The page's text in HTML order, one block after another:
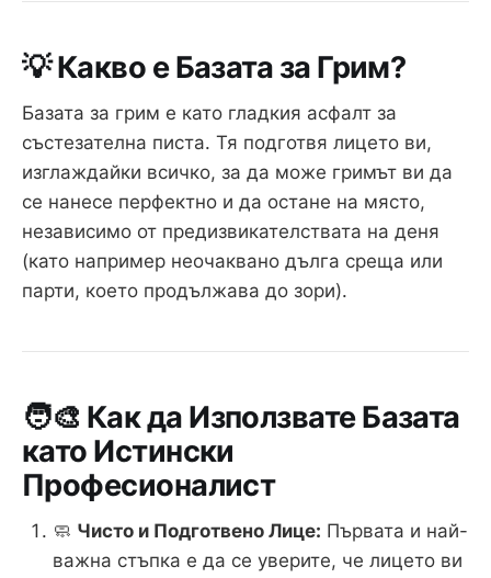
💡 Какво е Базата за Грим?
Базата за грим е като гладкия асфалт за
състезателна писта. Тя подготвя лицето ви,
изглаждайки всичко, за да може гримът ви да
се нанесе перфектно и да остане на място,
независимо от предизвикателствата на деня
(като например неочаквано дълга среща или
парти, което продължава до зори).
🧑‍🎨 Как да Използвате Базата
като Истински
Професионалист
🧼 Чисто и Подготвено Лице: Първата и най-
важна стъпка е да се уверите, че лицето ви